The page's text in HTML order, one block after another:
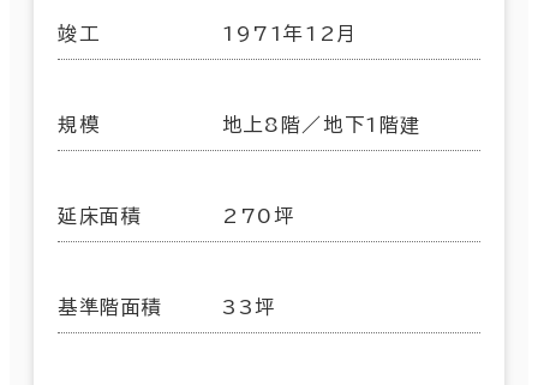
竣工 1971年12月
規模 地上8階／地下1階建
延床面積 270坪
基準階面積 33坪